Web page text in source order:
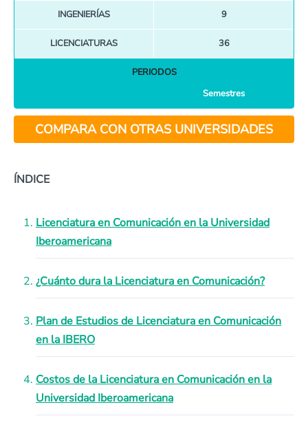
INGENIERÍAS 9
LICENCIATURAS 36
PERIODOS
Semestres
COMPARA CON OTRAS UNIVERSIDADES
ÍNDICE
Licenciatura en Comunicación en la Universidad
Iberoamericana
¿Cuánto dura la Licenciatura en Comunicación?
Plan de Estudios de Licenciatura en Comunicación
en la IBERO
Costos de la Licenciatura en Comunicación en la
Universidad Iberoamericana